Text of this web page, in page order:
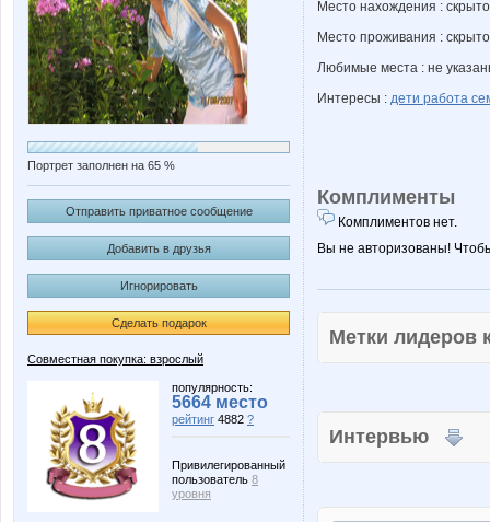
Портрет заполнен на 65 %
Отправить приватное сообщение
Добавить в друзья
Игнорировать
Сделать подарок
Совместная покупка: взрослый
популярность:
5664 место
рейтинг 4882 ?
Привилегированный
пользователь 8
уровня
Место нахождения : скрыто
Место проживания : скрыто
Любимые места : не
Интересы : дети работа
Комплименты
Комплиментов нет.
Вы не авторизованы!
Метки
Интервью